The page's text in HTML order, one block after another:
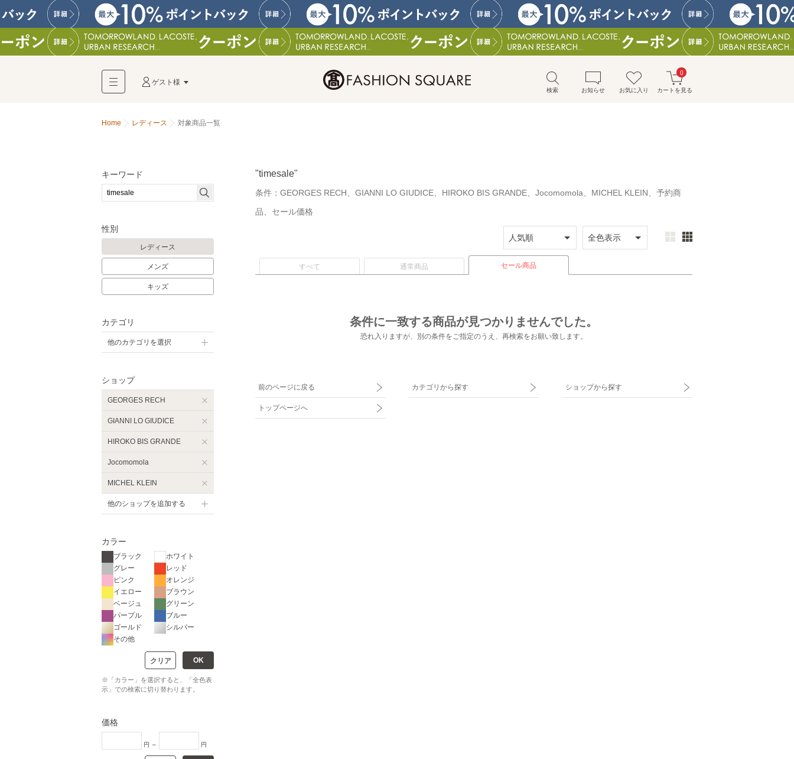
ゲスト様
検索 お知らせ お気に入り カートを見る
0
Home レディース 対象商品一覧
"timesale"
条件： GEORGES RECH、GIANNI LO GIUDICE、HIROKO BIS GRANDE、Jocomomola、MICHEL KLEIN、予約商
品、セール価格
すべて 通常商品 セール商品
条件に一致する商品が見つかりませんでした。
恐れ入りますが、別の条件をご指定のうえ、 再検索をお願い致します。
前のページに戻る カテゴリから探す ショップから探す
トップページへ
キーワード
性別
レディース
メンズ
キッズ
カテゴリ
他のカテゴリを選択
ショップ
GEORGES RECH
GIANNI LO GIUDICE
HIROKO BIS GRANDE
Jocomomola
MICHEL KLEIN
他のショップを追加する
カラー
ブラック
ホワイト
グレー
レッド
ピンク
オレンジ
イエロー
ブラウン
ベージュ
グリーン
パープル
ブルー
ゴールド
シルバー
その他
クリア OK
※「カラー」を選択すると、「全色表
示」での検索に切り替わります。
価格
円 ～ 円